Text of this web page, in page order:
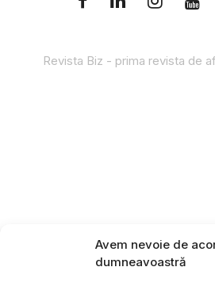
Avem nevoie de
dumneavoastră
Revista Biz - prima revista de